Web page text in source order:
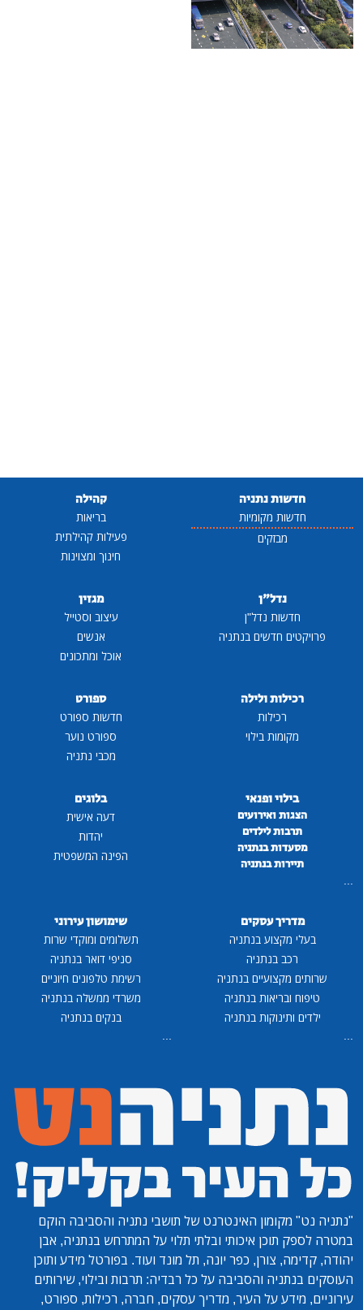
חדשות נתניה
חדשות מקומיות
מבזקים
קהילה
בריאות
פעילות קהילתית
חינוך ומצוינות
נדל"ן
חדשות נדל"ן
פרויקטים חדשים בנתניה
מגזין
עיצוב וסטייל
אנשים
אוכל ומתכונים
רכילות ולילה
רכילות
מקומות בילוי
ספורט
חדשות ספורט
ספורט נוער
מכבי נתניה
בילוי ופנאי
הצגות ואירועים
תרבות לילדים
מסעדות בנתניה
תיירות בנתניה
...
בלוגים
דעה אישית
יהדות
הפינה המשפטית
מדריך עסקים
בעלי מקצוע בנתניה
רכב בנתניה
שרותים מקצועיים בנתניה
טיפוח ובריאות בנתניה
ילדים ותינוקות בנתניה
...
שימושון עירוני
תשלומים ומוקדי שרות
סניפי דואר בנתניה
רשימת טלפונים חיוניים
משרדי ממשלה בנתניה
בנקים בנתניה
...
"נתניה נט" מקומון האינטרנט של תושבי נתניה והסביבה הוקם
במטרה לספק תוכן איכותי ובלתי תלוי על המתרחש בנתניה, אבן
יהודה, קדימה, צורן, כפר יונה, תל מונד ועוד. בפורטל מידע ותוכן
העוסקים בנתניה והסביבה על כל רבדיה: תרבות ובילוי, שירותים
עירוניים, מידע על העיר, מדריך עסקים, חברה, רכילות, ספורט,